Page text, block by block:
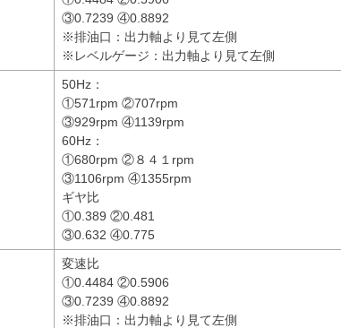
③0.7239 ④0.8892
※排油口：出力軸より見て左側
※レベルゲージ：出力軸より見て左側
50Hz：
①571rpm ②707rpm
③929rpm ④1139rpm
60Hz：
①680rpm ②８４１rpm
③1106rpm ④1355rpm
ギヤ比
①0.389 ②0.481
③0.632 ④0.775
変速比
①0.4484 ②0.5906
③0.7239 ④0.8892
※排油口：出力軸より見て左側